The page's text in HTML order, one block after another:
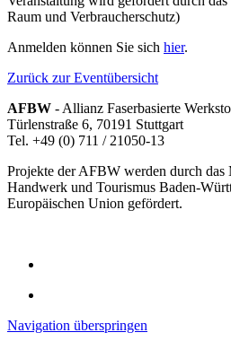
Raum und Verbraucherschutz)
Anmelden können Sie sich hier.
Zurück zur Eventübersicht
AFBW - Allianz Faserbasierte
Türlenstraße 6, 70191 Stuttgart
Tel. +49 (0) 711 / 21050-13
Projekte der AFBW werden durch
Handwerk und Tourismus Baden-
Europäischen Union gefördert.
Navigation überspringen